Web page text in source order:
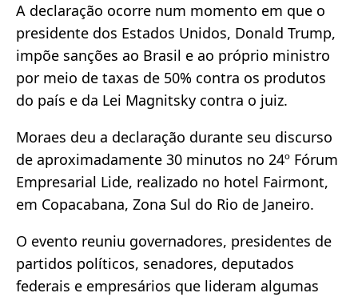
A declaração ocorre num momento em que o
presidente dos Estados Unidos, Donald Trump,
impõe sanções ao Brasil e ao próprio ministro
por meio de taxas de 50% contra os produtos
do país e da Lei Magnitsky contra o juiz.
Moraes deu a declaração durante seu discurso
de aproximadamente 30 minutos no 24º Fórum
Empresarial Lide, realizado no hotel Fairmont,
em Copacabana, Zona Sul do Rio de Janeiro.
O evento reuniu governadores, presidentes de
partidos políticos, senadores, deputados
federais e empresários que lideram algumas